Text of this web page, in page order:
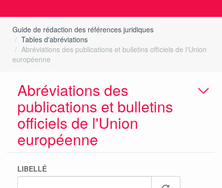
Guide de rédaction des références juridiques
Tables d'abréviations
Abréviations des publications et bulletins officiels de l'Union
européenne
Abréviations des
publications et bulletins
officiels de l'Union
européenne
LIBELLÉ